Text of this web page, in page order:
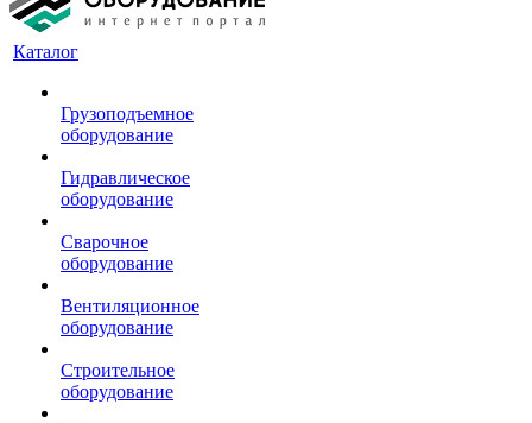
Каталог
Грузоподъемное
оборудование
Гидравлическое
оборудование
Сварочное
оборудование
Вентиляционное
оборудование
Строительное
оборудование